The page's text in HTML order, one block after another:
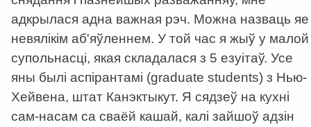
адкрылася адна важная рэч. Можна назваць яе
невялікім аб'яўленнем. У той час я жыў у малой
супольнасці, якая складалася з 5 езуітаў. Усе
яны былі аспірантамі (graduate students) з Нью-
Хейвена, штат Канэктыкут. Я сядзеў на кухні
сам-насам са сваёй кашай, калі зайшоў адзін